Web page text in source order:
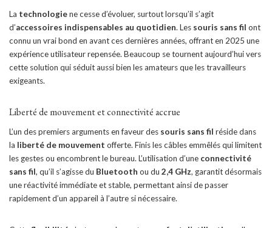
La technologiene cesse d’évoluer, surtout lorsqu’il s’agit
d’accessoires indispensables au quotidien. Les souris sans fil ont
connu un vrai bond en avant ces dernières années, offrant en 2025 une
expérience utilisateur repensée. Beaucoup se tournent aujourd’hui vers
cette solution qui séduit aussi bien les amateurs que les travailleurs
exigeants.
Liberté de mouvement et connectivité accrue
L’un des premiers arguments en faveur des souris sans fil réside dans
la liberté de mouvement offerte. Finis les câbles emmêlés qui limitent
les gestes ou encombrent le bureau. L’utilisation d’une connectivité
sans fil, qu’il s’agisse du Bluetooth ou du 2,4 GHz, garantit désormais
une réactivité immédiate et stable, permettant ainsi de passer
rapidement d’un appareil à l’autre si nécessaire.